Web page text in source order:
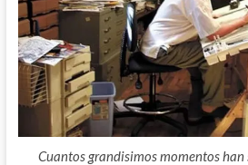
Cuantos grandisimos momentos han